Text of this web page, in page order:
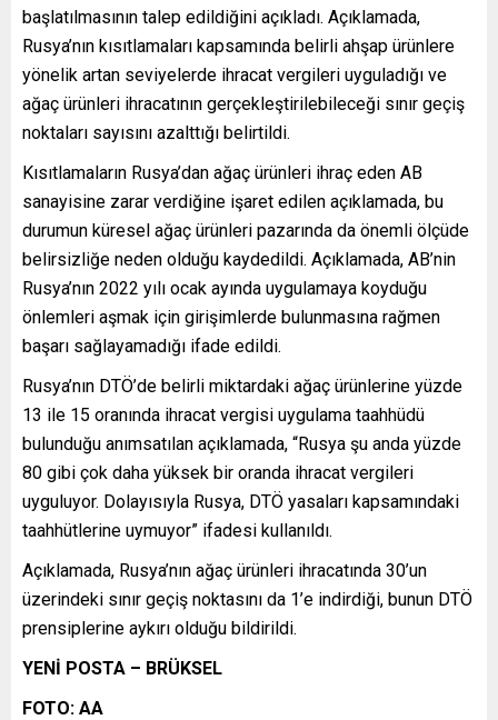
başlatılmasının talep edildiğini açıkladı. Açıklamada,
Rusya’nın kısıtlamaları kapsamında belirli ahşap ürünlere
yönelik artan seviyelerde ihracat vergileri uyguladığı ve
ağaç ürünleri ihracatının gerçekleştirilebileceği sınır geçiş
noktaları sayısını azalttığı belirtildi.
Kısıtlamaların Rusya’dan ağaç ürünleri ihraç eden AB
sanayisine zarar verdiğine işaret edilen açıklamada, bu
durumun küresel ağaç ürünleri pazarında da önemli ölçüde
belirsizliğe neden olduğu kaydedildi. Açıklamada, AB’nin
Rusya’nın 2022 yılı ocak ayında uygulamaya koyduğu
önlemleri aşmak için girişimlerde bulunmasına rağmen
başarı sağlayamadığı ifade edildi.
Rusya’nın DTÖ’de belirli miktardaki ağaç ürünlerine yüzde
13 ile 15 oranında ihracat vergisi uygulama taahhüdü
bulunduğu anımsatılan açıklamada, “Rusya şu anda yüzde
80 gibi çok daha yüksek bir oranda ihracat vergileri
uyguluyor. Dolayısıyla Rusya, DTÖ yasaları kapsamındaki
taahhütlerine uymuyor” ifadesi kullanıldı.
Açıklamada, Rusya’nın ağaç ürünleri ihracatında 30’un
üzerindeki sınır geçiş noktasını da 1’e indirdiği, bunun DTÖ
prensiplerine aykırı olduğu bildirildi.
YENİ POSTA – BRÜKSEL
FOTO: AA